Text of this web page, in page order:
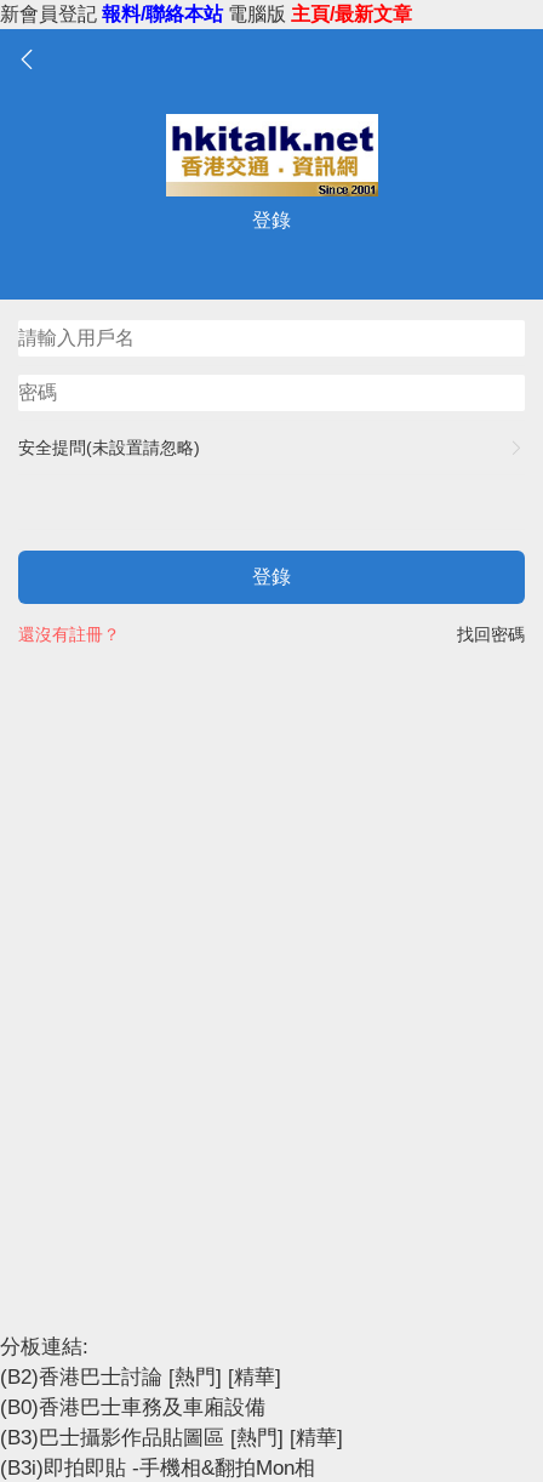
新會員登記 報料/聯絡本站 電腦版 主頁/最新文章
登錄
安全提問(未設置請忽略)
登錄
找回密碼
還沒有註冊？
分板連結:
(B2)香港巴士討論 [熱門] [精華]
(B0)香港巴士車務及車廂設備
(B3)巴士攝影作品貼圖區 [熱門] [精華]
(B3i)即拍即貼 -手機相&翻拍Mon相